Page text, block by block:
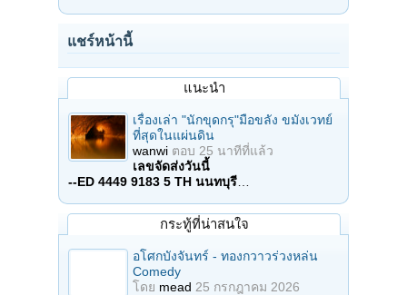
แชร์หน้านี้
แนะนำ
เรื่องเล่า "นักขุดกรุ"มือขลัง ขมังเวทย์
ที่สุดในแผ่นดิน
wanwi ตอบ 25 นาทีที่แล้ว
เลขจัดส่งวันนี้
--ED 4449 9183 5 TH นนทบุรี
กระทู้ที่น่าสนใจ
อโศกบังจันทร์ - ทองกวาวร่วงหล่น
Comedy
โดย mead 25 กรกฎาคม 2026